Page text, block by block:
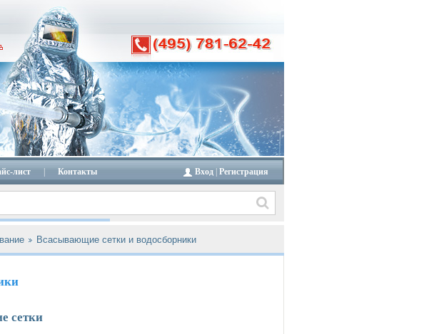
лист Контакты Вход Регистрация
Всасывающие сетки и водосборники
сетки